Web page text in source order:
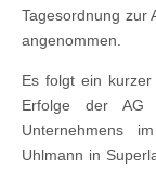
Tagesordnung zur
angenommen.
Es folgt ein
Erfolge der
Unternehmens
Uhlmann in